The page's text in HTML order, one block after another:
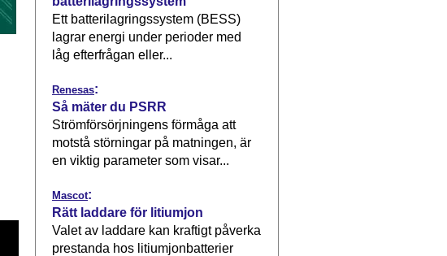
Ett batterilagringssystem (BESS)
lagrar energi under perioder med
låg efterfrågan eller...
Renesas:
Så mäter du PSRR
Strömförsörjningens förmåga att
motstå störningar på matningen, är
en viktig parameter som visar...
Mascot:
Rätt laddare för litiumjon
Valet av laddare kan kraftigt påverka
prestanda hos litiumjonbatterier